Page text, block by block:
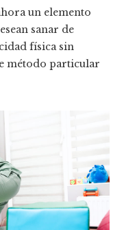
un elemento
sanar de
física sin
método particular